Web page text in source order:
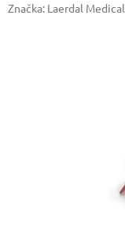
Značka: Laerdal Medical